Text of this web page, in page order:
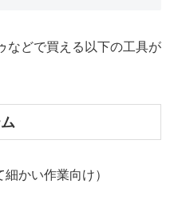
などで買える以下の工具が
かい作業向け）